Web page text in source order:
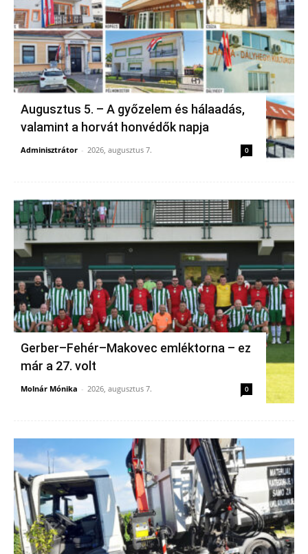
Augusztus 5. – A győzelem és hálaadás,
valamint a horvát honvédők napja
Adminisztrátor - 2026, augusztus 7. 0
Gerber–Fehér–Makovec emléktorna – ez
már a 27. volt
Molnár Mónika - 2026, augusztus 7. 0